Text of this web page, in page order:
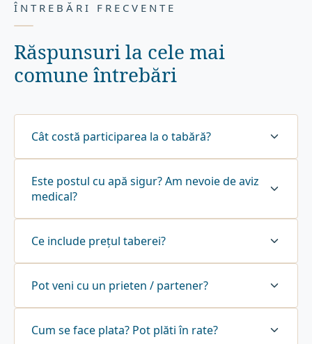
ÎNTREBĂRI FRECVENTE
Răspunsuri la cele mai
comune întrebări
Cât costă participarea la o tabără?
Este postul cu apă sigur? Am nevoie de aviz
medical?
Ce include prețul taberei?
Pot veni cu un prieten / partener?
Cum se face plata? Pot plăti în rate?